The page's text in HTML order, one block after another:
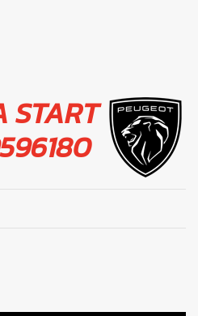
START